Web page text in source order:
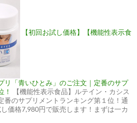
【初回お試し価格】【機能性表示食
リ「青いひとみ」のご注文｜定番のサプ
！
【機能性表示食品】ルテイン・カシス
番のサプリメントランキング第１位！通
価格7,980円で販売します！まずは一カ